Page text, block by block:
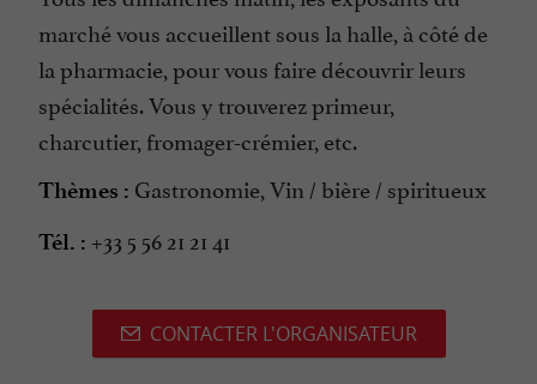
marché vous accueillent sous la halle, à côté de
la pharmacie, pour vous faire découvrir leurs
spécialités. Vous y trouverez primeur,
charcutier, fromager-crémier, etc.
Thèmes : Gastronomie, Vin / bière / spiritueux
Tél. : +33 5 56 21 21 41
CONTACTER L'ORGANISATEUR